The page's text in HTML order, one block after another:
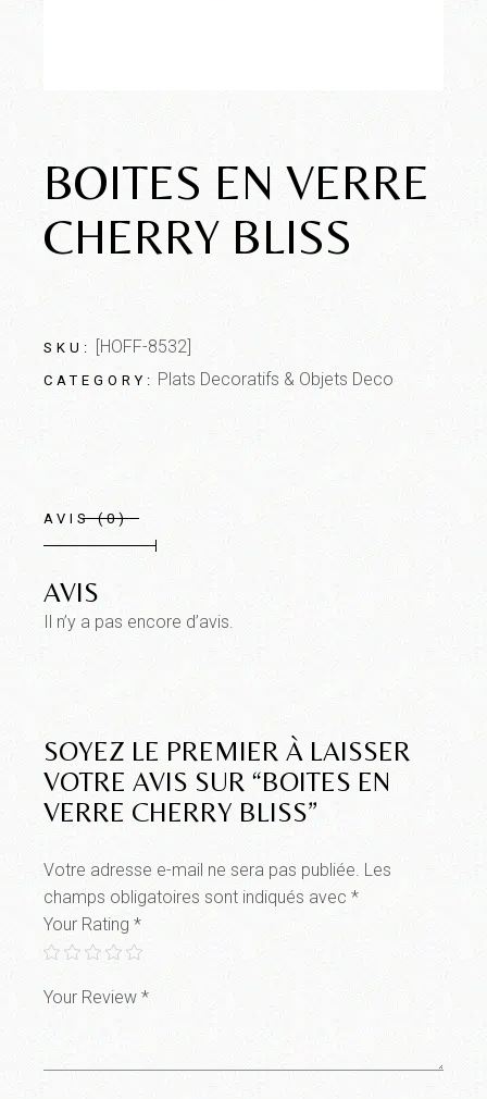
BOITES EN VERRE
CHERRY BLISS
SKU: [HOFF-8532]
CATEGORY: Plats Decoratifs & Objets Deco
AVIS (0)
AVIS
Il n’y a pas encore d’avis.
SOYEZ LE PREMIER À LAISSER
VOTRE AVIS SUR “BOITES EN
VERRE CHERRY BLISS”
Votre adresse e-mail ne sera pas publiée. Les
champs obligatoires sont indiqués avec*
Your Rating*